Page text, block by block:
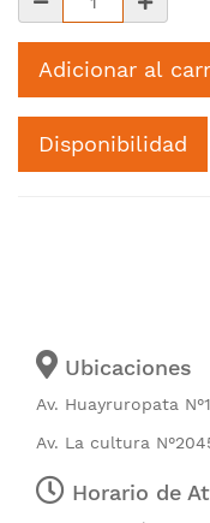
Adicionar al
Disponibilidad
Ubicaciones
Av. Huayruropata
Av. La cultura
Horario de